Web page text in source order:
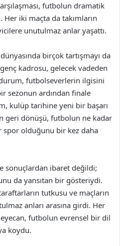
futbolun dramatik
Her iki maçta da takımların
unutulmaz anlar yaşattı.
birçok tartışmayı da
kadrosu, gelecek vadeden
futbolseverlerin ilgisini
sezonun ardından finale
kulüp tarihine yeni bir başarı
geri dönüşü, futbolun ne kadar
olduğunu bir kez daha
sonuçlardan ibaret değildi;
da yansıtan bir gösteriydi.
tutkusu ve maçların
anları arasına girdi. Her
futbolun evrensel bir dil
koydu.